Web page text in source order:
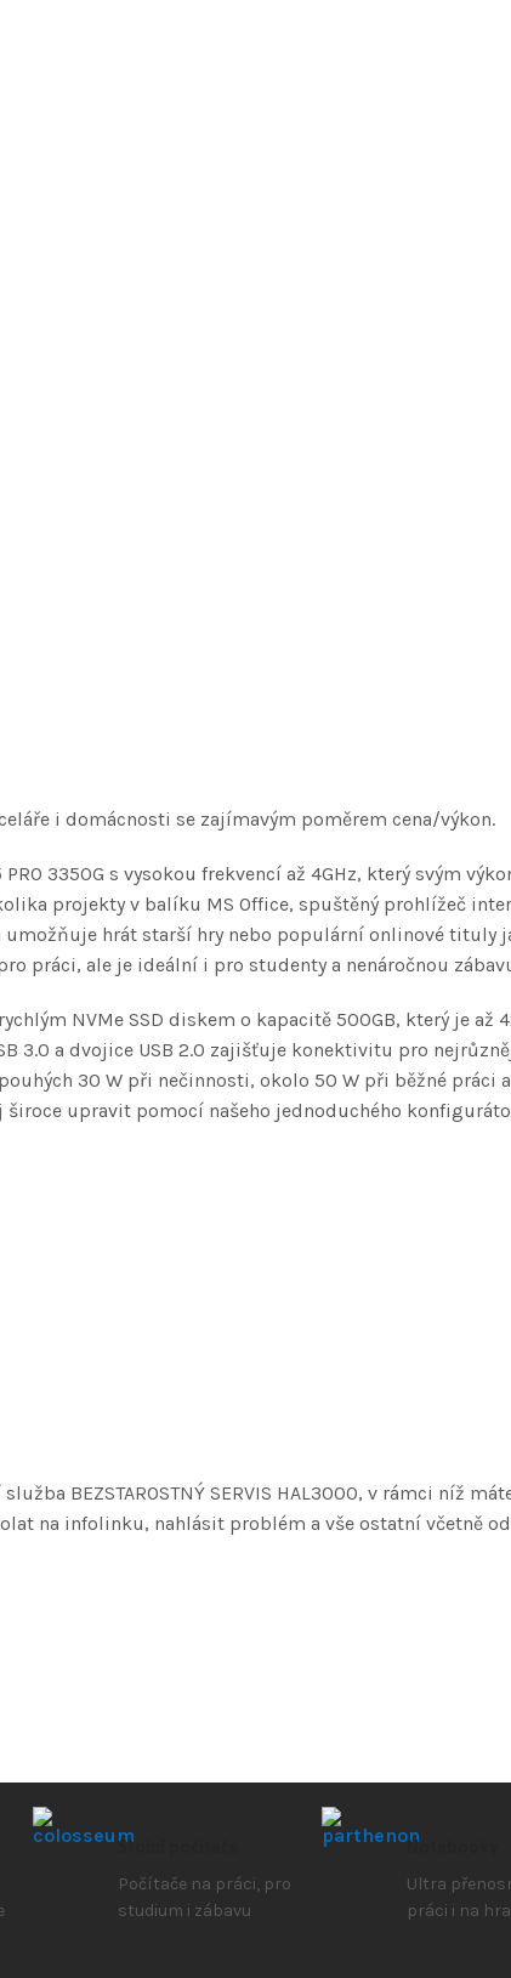
i domácnosti se zajímavým poměrem cena/výkon.
3350G s vysokou frekvencí až 4GHz, který svým
projekty v balíku MS Office, spuštěný prohlížeč
hrát starší hry nebo populární onlinové tituly
práci, ale je ideální i pro studenty a nenáročnou
NVMe SSD diskem o kapacitě 500GB, který je až
3.0 a dvojice USB 2.0 zajišťuje konektivitu pro
30 W při nečinnosti, okolo 50 W při běžné
široce upravit pomocí našeho jednoduchého
BEZSTAROSTNÝ SERVIS HAL3000, v rámci níž
na infolinku, nahlásit problém a vše ostatní včetně
Stolní počítače
Počítače na práci, pro
studium i zábavu
Notebooky
Ultra
práci i na